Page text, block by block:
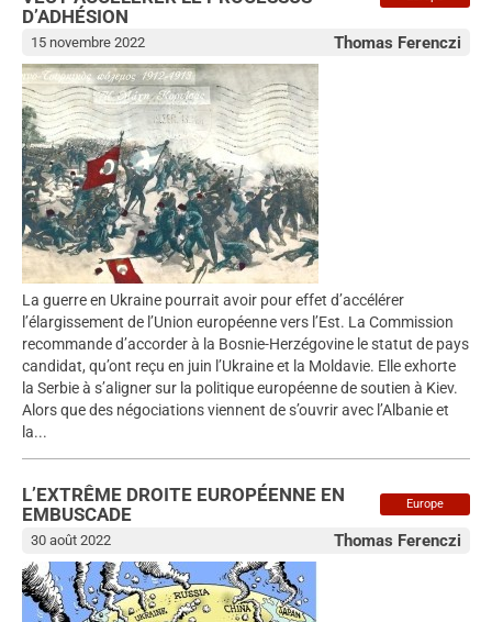
D’ADHÉSION
Thomas Ferenczi
15 novembre 2022
La guerre en Ukraine pourrait avoir pour effet d’accélérer
l’élargissement de l’Union européenne vers l’Est. La Commission
recommande d’accorder à la Bosnie-Herzégovine le statut de pays
candidat, qu’ont reçu en juin l’Ukraine et la Moldavie. Elle exhorte
la Serbie à s’aligner sur la politique européenne de soutien à Kiev.
Alors que des négociations viennent de s’ouvrir avec l’Albanie et
la...
Europe
L’EXTRÊME DROITE EUROPÉENNE EN
EMBUSCADE
Thomas Ferenczi
30 août 2022